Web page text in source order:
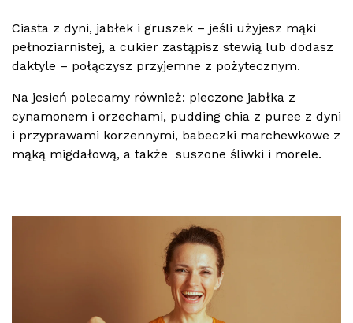
Ciasta z dyni, jabłek i gruszek – jeśli użyjesz mąki
pełnoziarnistej, a cukier zastąpisz stewią lub dodasz
daktyle – połączysz przyjemne z pożytecznym.
Na jesień polecamy również: pieczone jabłka z
cynamonem i orzechami, pudding chia z puree z dyni
i przyprawami korzennymi, babeczki marchewkowe z
mąką migdałową, a także suszone śliwki i morele.